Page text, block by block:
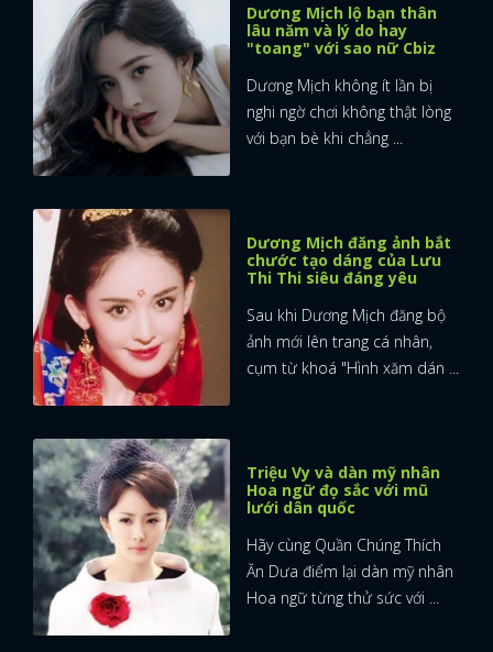
Dương Mịch lộ bạn thân
lâu năm và lý do hay
"toang" với sao nữ Cbiz
Dương Mịch không ít lần bị
nghi ngờ chơi không thật lòng
với bạn bè khi chẳng ...
Dương Mịch đăng ảnh bắt
chước tạo dáng của Lưu
Thi Thi siêu đáng yêu
Sau khi Dương Mịch đăng bộ
ảnh mới lên trang cá nhân,
cụm từ khoá "Hình xăm dán ...
Triệu Vy và dàn mỹ nhân
Hoa ngữ đọ sắc với mũ
lưới dân quốc
Hãy cùng Quần Chúng Thích
Ăn Dưa điểm lại dàn mỹ nhân
Hoa ngữ từng thử sức với ...